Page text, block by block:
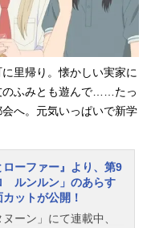
けお節介をすること
脚本：米内山陽子画
山城智恵総作画監
作画監督：柳瀬譲
、中山みゆき、佐藤
花輪美幸「ノンクレ
万回再生記念」壁紙プ
レジットオープニン
景凪「メロウ」）の再
回を突破。これを記念
ングの場面カットが
紙が配布中です、 ダ
里帰り。懐かしい実家に
のふみとも遊んで……たっ
へ。元気いっぱいで新学
ローファー』より、第9
ルンルン」のあらす
ットが公開！
ヌーン」にて連載中、